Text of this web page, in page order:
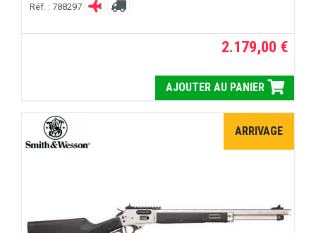
Réf. : 788297
2.179,00 €
AJOUTER AU PANIER
ARRIVAGE